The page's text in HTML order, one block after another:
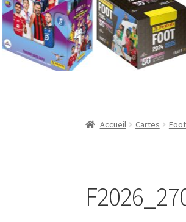
Accueil Cartes